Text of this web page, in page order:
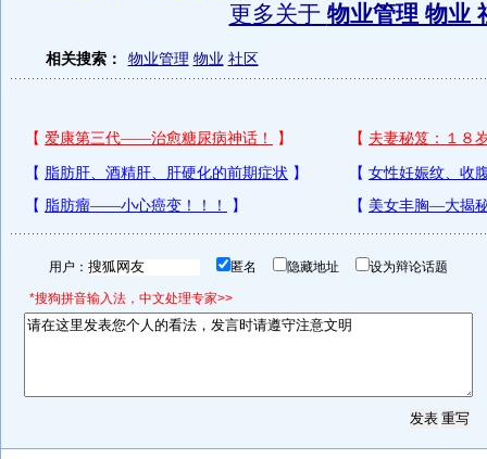
更多关于 物业管理 物业
相关搜索： 物业管理 物业 社区
用户： 匿名 隐藏地址 设为辩论话题
*搜狗拼音输入法，中文处理专家>>